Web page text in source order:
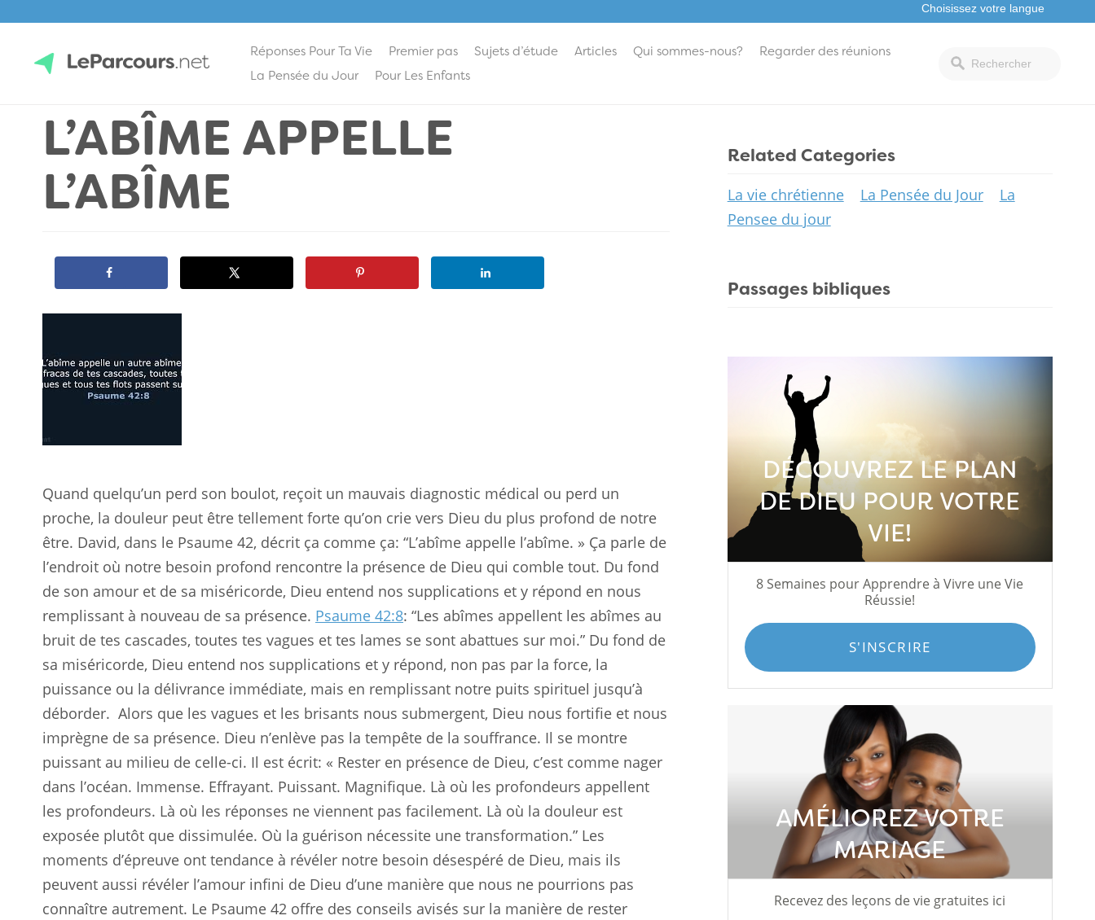
contentLeParcours.net
Réponses Pour Ta Vie Premier pas Sujets d’étude Articles Qui sommes-nous?
Regarder des réunions
La Pensée du Jour
Pour Les Enfants
L’ABÎME APPELLE
L’ABÎME
Quand quelqu’un perd son boulot, reçoit un mauvais diagnostic médical ou perd un
proche, la douleur peut être tellement forte qu’on crie vers Dieu du plus profond de notre
être. David, dans le Psaume 42, décrit ça comme ça: “L’abîme appelle l’abîme. » Ça parle de
l’endroit où notre besoin profond rencontre la présence de Dieu qui comble tout. Du fond
de son amour et de sa miséricorde, Dieu entend nos supplications et y répond en nous
remplissant à nouveau de sa présence. Psaume 42:8: “Les abîmes appellent les abîmes au
bruit de tes cascades, toutes tes vagues et tes lames se sont abattues sur moi.” Du fond de
sa miséricorde, Dieu entend nos supplications et y répond, non pas par la force, la
puissance ou la délivrance immédiate, mais en remplissant notre puits spirituel jusqu’à
déborder. Alors que les vagues et les brisants nous submergent, Dieu nous fortifie et nous
imprègne de sa présence. Dieu n’enlève pas la tempête de la souffrance. Il se montre
puissant au milieu de celle-ci. Il est écrit: « Rester en présence de Dieu, c’est comme nager
dans l’océan. Immense. Effrayant. Puissant. Magnifique. Là où les profondeurs appellent
les profondeurs. Là où les réponses ne viennent pas facilement. Là où la douleur est
exposée plutôt que dissimulée. Où la guérison nécessite une transformation.” Les
moments d’épreuve ont tendance à révéler notre besoin désespéré de Dieu, mais ils
peuvent aussi révéler l’amour infini de Dieu d’une manière que nous ne pourrions pas
connaître autrement. Le Psaume 42 offre des conseils avisés sur la manière de rester
Related Categories
La vie chrétienne La Pensée du Jour
La
Pensee du jour
Passages bibliques
DÉCOUVREZ LE PLAN
DE DIEU POUR VOTRE
VIE!
8 Semaines pour Apprendre à Vivre une Vie
Réussie!
S'INSCRIRE
AMÉLIOREZ VOTRE
MARIAGE
Recevez des leçons de vie gratuites ici